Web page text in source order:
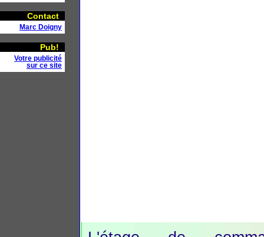
Contact
Marc Doigny
Pub!
Votre publicité
sur ce site